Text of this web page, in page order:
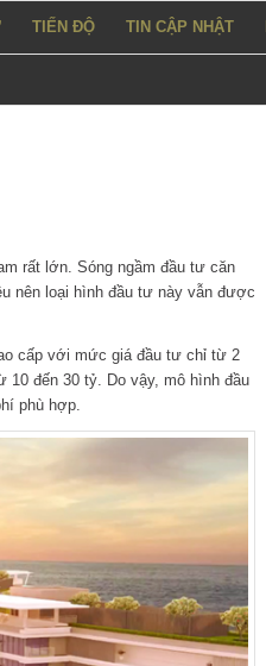
TIẾN ĐỘ TIN CẬP NHẬT
rất lớn. Sóng ngầm đầu tư căn
nên loại hình đầu tư này vẫn được
cấp với mức giá đầu tư chỉ từ 2
10 đến 30 tỷ. Do vậy, mô hình đầu
phù hợp.